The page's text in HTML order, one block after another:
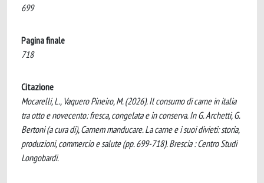
699
Pagina finale
718
Citazione
Mocarelli, L., Vaquero Pineiro, M. (2026). Il consumo di carne in italia
tra otto e novecento: fresca, congelata e in conserva. In G. Archetti, G.
Bertoni (a cura di), Carnem manducare. La carne e i suoi divieti: storia,
produzioni, commercio e salute (pp. 699-718). Brescia : Centro Studi
Longobardi.